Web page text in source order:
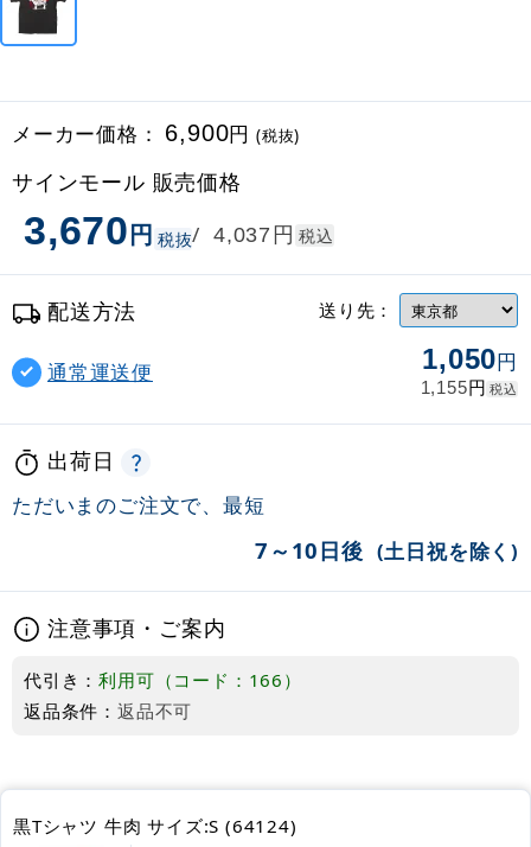
メーカー価格： 6,900円(税抜)
サインモール 販売価格
3,670円 税抜/ 4,037円 税込
配送方法 送り先：
通常運送便 1,050円
1,155円 税込
出荷日
ただいまのご注文で、最短
7～10日後 (土日祝を除く)
注意事項・ご案内
代引き：利用可（コード：166）
返品条件： 返品不可
黒Tシャツ 牛肉 サイズ:S (64124)